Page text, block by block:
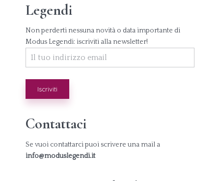
Legendi
Non perderti nessuna novità o data importante di
Modus Legendi: iscriviti alla newsletter!
Contattaci
Se vuoi contattarci puoi scrivere una mail a
info@moduslegendi.it